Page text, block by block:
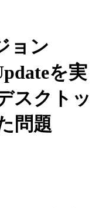
ョン
を実
スクトッ
問題